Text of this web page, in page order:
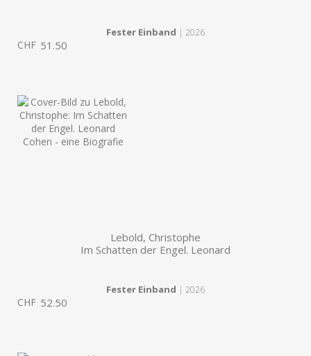
Fester Einband | 2026
CHF 51.50
Lebold, Christophe
Im Schatten der Engel. Leonard
Fester Einband | 2026
CHF 52.50